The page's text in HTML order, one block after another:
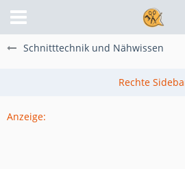
Schnitttechnik und Nähwissen
Anzeige: